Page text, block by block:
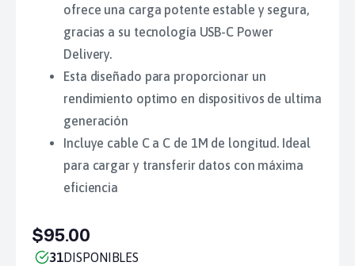
ofrece una carga potente estable y segura,
gracias a su tecnología USB-C Power
Delivery
Esta diseñado para proporcionar un
rendimiento optimo en dispositivos de ultima
generación
Incluye cable C a C de 1M de longitud. Ideal
para cargar y transferir datos con máxima
eficiencia
$95.00
31DISPONIBLES